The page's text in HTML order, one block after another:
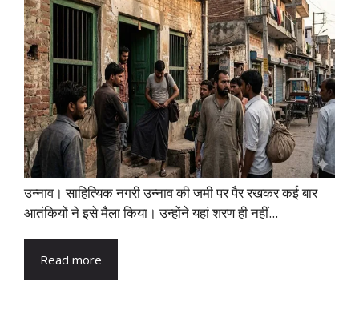
उन्नाव। साहित्यिक नगरी उन्नाव की जमी पर पैर रखकर कई बार
आतंकियों ने इसे मैला किया। उन्होंने यहां शरण ही नहीं...
Read more